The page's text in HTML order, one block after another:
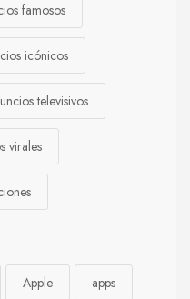
famosos
icónicos
televisivos
virales
Apple apps